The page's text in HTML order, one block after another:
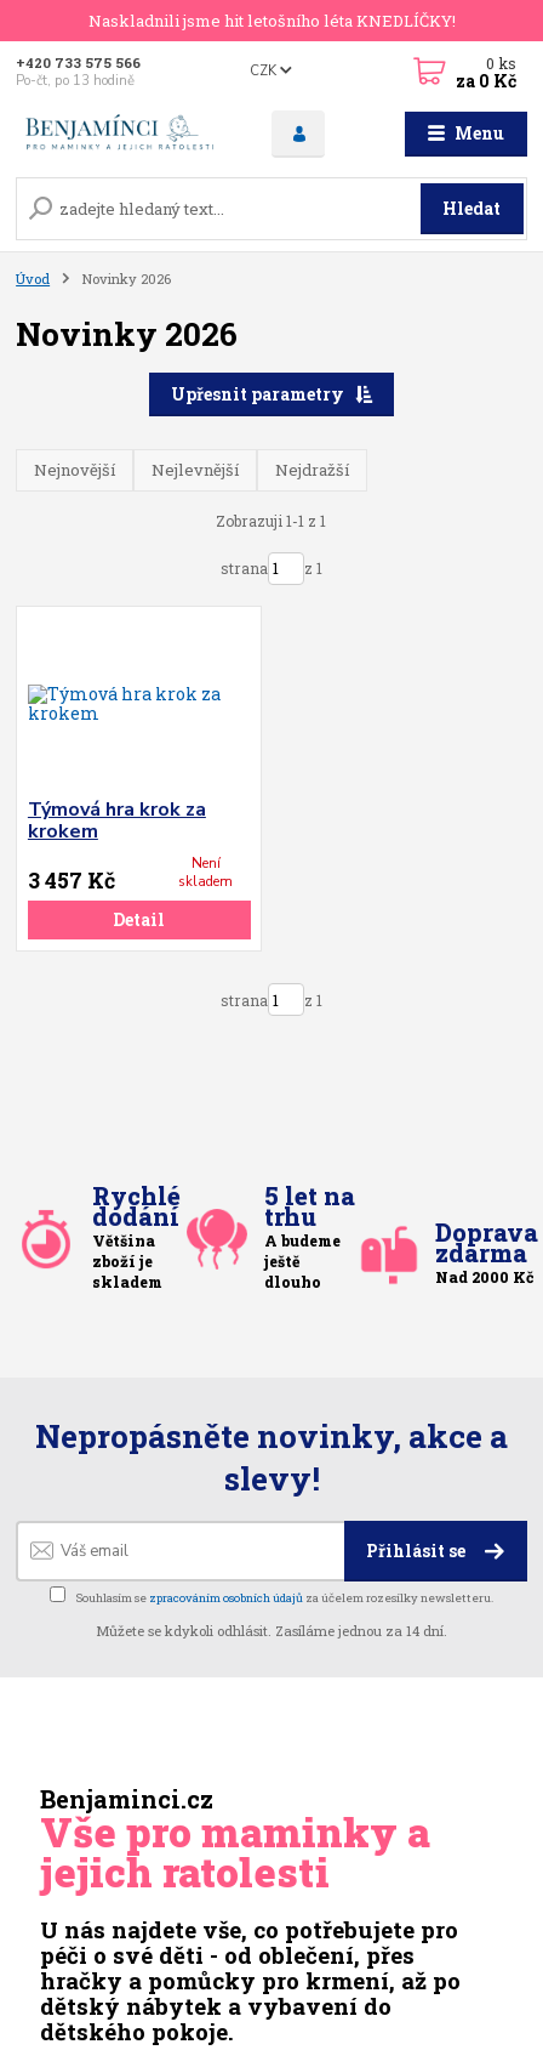
Naskladnili jsme hit letošního léta KNEDLÍČKY!
Menu
CZK
Hledat
+420 733 575 566
Po-čt, po 13 hodině
0ks
za 0 Kč
Úvod Novinky 2026
Novinky 2026
Upřesnit parametry
Nejnovější Nejlevnější Nejdražší
Zobrazuji 1-1 z 1
strana z 1
Týmová hra krok za
krokem
3 457 Kč
Není
skladem
Detail
strana z 1
Rychlé
dodání
Většina
zboží je
skladem
5 let na
trhu
A budeme
ještě
dlouho
Doprava
zdarma
Nad 2000 Kč
Nepropásněte novinky, akce a
slevy!
Přihlásit se
Souhlasím se zpracováním osobních údajů za účelem rozesílky newsletteru.
Můžete se kdykoli odhlásit. Zasíláme jednou za 14 dní.
Benjaminci.cz
Vše pro maminky a
jejich ratolesti
U nás najdete vše, co potřebujete pro
péči o své děti - od oblečení, přes
hračky a pomůcky pro krmení, až po
dětský nábytek a vybavení do
dětského pokoje.